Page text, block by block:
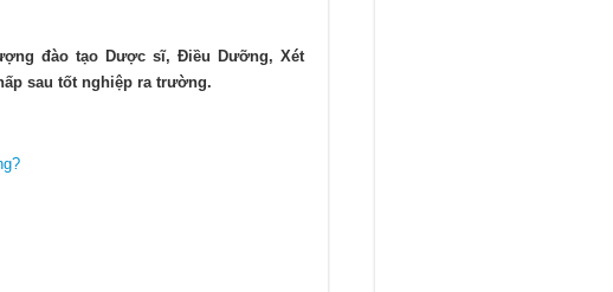
Cao đẳng Dược 2022
nào?
năm 2022
đào tạo Dược sĩ, Điều Dưỡng, Xét
sau tốt nghiệp ra trường.